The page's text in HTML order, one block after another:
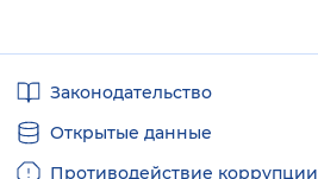
ссылкиЗаконодательство
Открытые данные
Противодействие коррупции